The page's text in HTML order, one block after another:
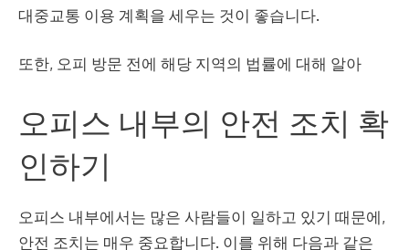
대중교통 이용 계획을 세우는 것이 좋습니다.
또한, 오피 방문 전에 해당 지역의 법률에 대해 알아
오피스 내부의 안전 조치 확
인하기
오피스 내부에서는 많은 사람들이 일하고 있기 때문에,
안전 조치는 매우 중요합니다. 이를 위해 다음과 같은